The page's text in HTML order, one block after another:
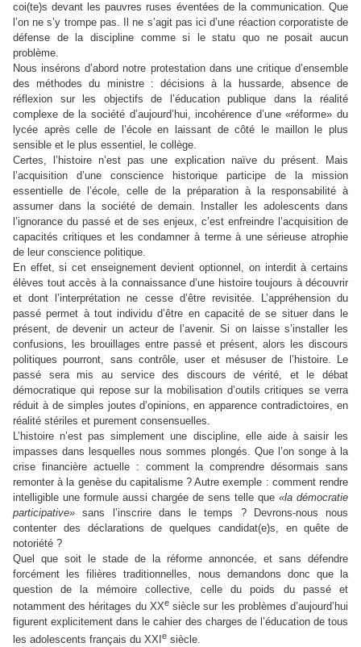
coi(te)s devant les pauvres ruses éventées de la communication. Que
l’on ne s’y trompe pas. Il ne s’agit pas ici d’une réaction corporatiste de
défense de la discipline comme si le statu quo ne posait aucun
problème.
Nous insérons d’abord notre protestation dans une critique d’ensemble
des méthodes du ministre : décisions à la hussarde, absence de
réflexion sur les objectifs de l’éducation publique dans la réalité
complexe de la société d’aujourd’hui, incohérence d’une «réforme» du
lycée après celle de l’école en laissant de côté le maillon le plus
sensible et le plus essentiel, le collège.
Certes, l’histoire n’est pas une explication naïve du présent. Mais
l’acquisition d’une conscience historique participe de la mission
essentielle de l’école, celle de la préparation à la responsabilité à
assumer dans la société de demain. Installer les adolescents dans
l’ignorance du passé et de ses enjeux, c’est enfreindre l’acquisition de
capacités critiques et les condamner à terme à une sérieuse atrophie
de leur conscience politique.
En effet, si cet enseignement devient optionnel, on interdit à certains
élèves tout accès à la connaissance d’une histoire toujours à découvrir
et dont l’interprétation ne cesse d’être revisitée. L’appréhension du
passé permet à tout individu d’être en capacité de se situer dans le
présent, de devenir un acteur de l’avenir. Si on laisse s’installer les
confusions, les brouillages entre passé et présent, alors les discours
politiques pourront, sans contrôle, user et mésuser de l’histoire. Le
passé sera mis au service des discours de vérité, et le débat
démocratique qui repose sur la mobilisation d’outils critiques se verra
réduit à de simples joutes d’opinions, en apparence contradictoires, en
réalité stériles et purement consensuelles.
L’histoire n’est pas simplement une discipline, elle aide à saisir les
impasses dans lesquelles nous sommes plongés. Que l’on songe à la
crise financière actuelle : comment la comprendre désormais sans
remonter à la genèse du capitalisme ? Autre exemple : comment rendre
intelligible une formule aussi chargée de sens telle que «la démocratie
participative» sans l’inscrire dans le temps ? Devrons-nous nous
contenter des déclarations de quelques candidat(e)s, en quête de
notoriété ?
Quel que soit le stade de la réforme annoncée, et sans défendre
forcément les filières traditionnelles, nous demandons donc que la
question de la mémoire collective, celle du poids du passé et
notamment des héritages du XXesiècle sur les problèmes d’aujourd’hui
figurent explicitement dans le cahier des charges de l’éducation de tous
les adolescents français du XXI e siècle.